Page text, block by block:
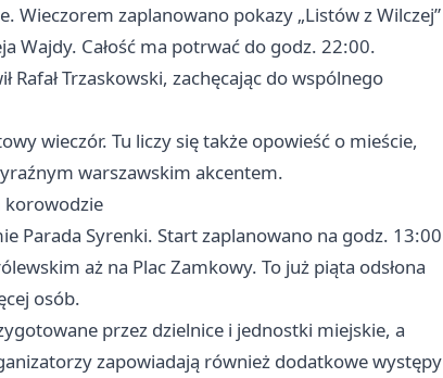
zaplanowano pokazy „Listów z Wilczej”
Wajdy. Całość ma potrwać do godz. 22:00.
Rafał Trzaskowski, zachęcając do wspólnego
wieczór. Tu liczy się także opowieść o mieście,
warszawskim akcentem.
korowodzie
Parada Syrenki. Start zaplanowano na godz. 13:00
aż na Plac Zamkowy. To już piąta odsłona
osób.
przez dzielnice i jednostki miejskie, a
zapowiadają również dodatkowe występy